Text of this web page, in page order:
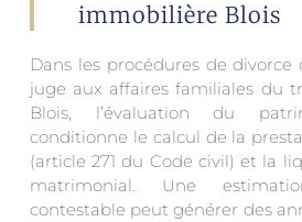
immobilière Blois
Dans les procédures de
juge aux affaires familiales du
Blois, l’évaluation du
conditionne le calcul de la
(article 271 du Code civil) et la
matrimonial. Une
contestable peut générer des